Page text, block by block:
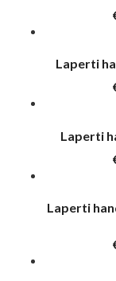
Laperti
Laperti
Laperti